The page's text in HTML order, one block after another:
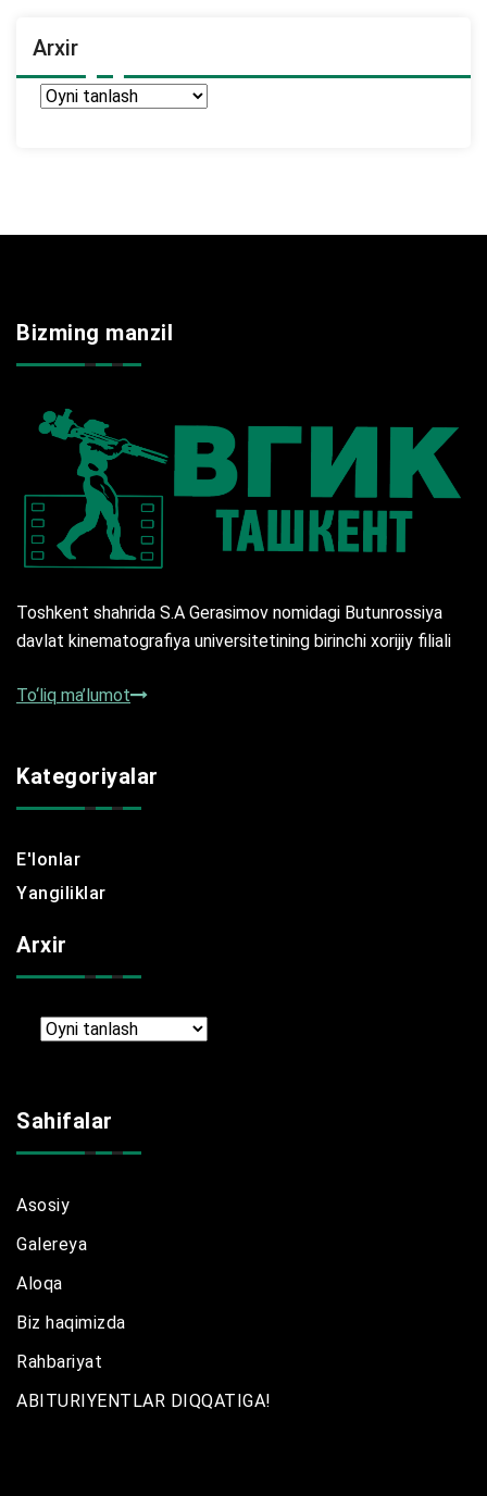
Arxir
Arxir
Bizming manzil
Toshkent shahrida S.A Gerasimov nomidagi Butunrossiya
davlat kinematografiya universitetining birinchi xorijiy filiali
To‘liq ma’lumot
Kategoriyalar
E'lonlar
Yangiliklar
Arxir
Arxir
Sahifalar
Asosiy
Galereya
Aloqa
Biz haqimizda
Rahbariyat
ABITURIYENTLAR DIQQATIGA!